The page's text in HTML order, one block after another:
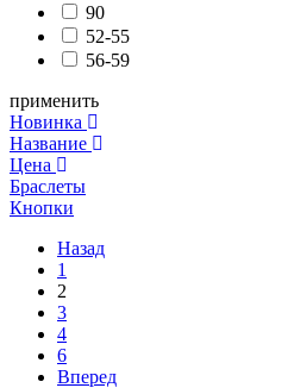
90
52-55
56-59
применить
Новинка
Название
Цена
Браслеты
Кнопки
Назад
1
2
3
4
6
Вперед